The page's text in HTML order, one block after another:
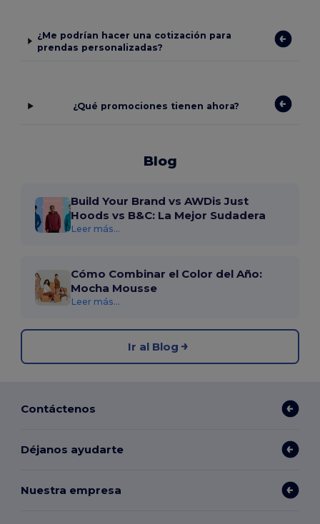
¿Me podrían hacer una cotización para
prendas personalizadas?
¿Qué promociones tienen ahora?
Blog
Build Your Brand vs AWDis Just
Hoods vs B&C: La Mejor Sudadera
Leer más...
Cómo Combinar el Color del Año:
Mocha Mousse
Leer más...
Ir al Blog
Contáctenos
Déjanos ayudarte
Nuestra empresa